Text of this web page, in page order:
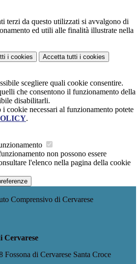
terzi da questo utilizzati si avvalgono di
ed utili alle finalità illustrate nella
i cookies Accetta tutti i cookies
scegliere quali cookie consentire.
che consentono il funzionamento della
disabilitarli.
i cookie necessari al funzionamento potete
.
non possono essere
l'elenco nella pagina della cookie
Comprensivo di Cervarese
Cervarese
di Cervarese Santa Croce